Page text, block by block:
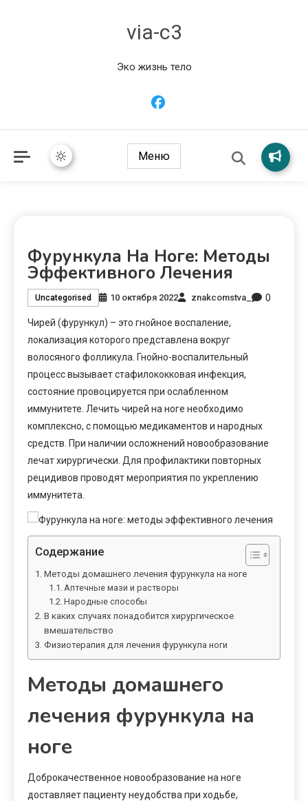
via-c3
Эко жизнь тело
Меню
Фурункула На Ноге: Методы
Эффективного Лечения
Uncategorised 10 октября 2022 znakcomstva_ 0
Чирей (фурункул) – это гнойное воспаление,
локализация которого представлена вокруг
волосяного фолликула. Гнойно-воспалительный
процесс вызывает стафилококковая инфекция,
состояние провоцируется при ослабленном
иммунитете. Лечить чирей на ноге необходимо
комплексно, с помощью медикаментов и народных
средств. При наличии осложнений новообразование
лечат хирургически. Для профилактики повторных
рецидивов проводят мероприятия по укреплению
иммунитета.
Содержание
Методы домашнего лечения фурункула на ноге
Аптечные мази и растворы
Народные способы
В каких случаях понадобится хирургическое
вмешательство
Физиотерапия для лечения фурункула ноги
Методы домашнего
лечения фурункула на
ноге
Доброкачественное новообразование на ноге
доставляет пациенту неудобства при ходьбе,